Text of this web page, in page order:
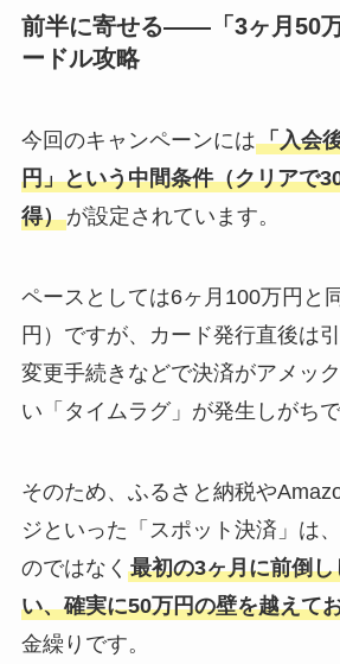
前半に寄せる——「3ヶ月50
ードル攻略
今回のキャンペーンには「入会
円」という中間条件（クリアで
得）が設定されています。
ペースとしては6ヶ月100万円と
円）ですが、カード発行直後は
変更手続きなどで決済がアメッ
い「タイムラグ」が発生しがちで
そのため、ふるさと納税や
ジといった「スポット決済」は
のではなく 最初の3ヶ月に前倒
い、確実に50万円の壁を越えて
金繰りです。